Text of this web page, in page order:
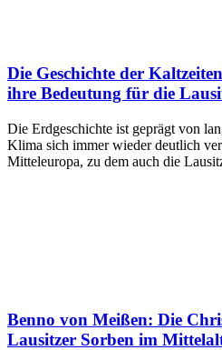
Die Geschichte der
ihre Bedeutung für die
Die Erdgeschichte ist geprägt von
Klima sich immer wieder deutlich
Mitteleuropa, zu dem auch die
Benno von Meißen: Die
Lausitzer Sorben im